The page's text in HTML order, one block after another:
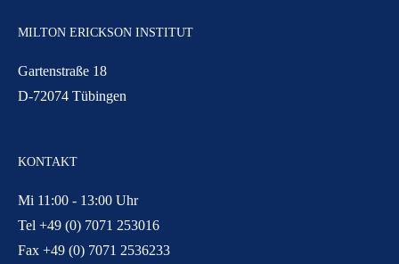
MILTON ERICKSON INSTITUT
Gartenstraße 18
D-72074 Tübingen
KONTAKT
Mi 11:00 - 13:00 Uhr
Tel +49 (0) 7071 253016
Fax +49 (0) 7071 2536233